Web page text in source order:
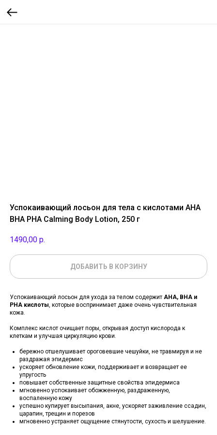
Успокаивающий лосьон для тела с кислотами AHA
BHA PHA Calming Body Lotion, 250 г
1490,00 р.
ДОБАВИТЬ В КОРЗИНУ
Успокаивающий лосьон для ухода за телом содержит АНА, ВНА и
РНА кислоты, которые воспринимает даже очень чувствительная
кожа.
Комплекс кислот очищает поры, открывая доступ кислорода к
клеткам и улучшая циркуляцию крови.
бережно отшелушивает ороговевшие чешуйки, не травмируя и не
раздражая эпидермис
ускоряет обновление кожи, поддерживает и возвращает ее
упругость
повышает собственные защитные свойства эпидермиса
мгновенно успокаивает обожженную, раздраженную,
воспаленную кожу
успешно купирует высыпания, акне, ускоряет заживление ссадин,
царапин, трещин и порезов
мгновенно устраняет ощущение стянутости, сухость и шелушение.